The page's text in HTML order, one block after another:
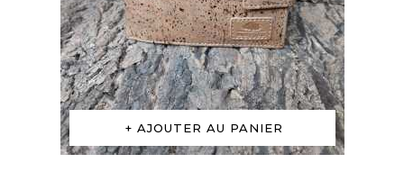
AJOUTER AU PANIER